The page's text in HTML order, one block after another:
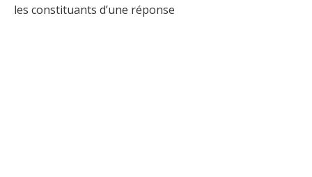
les constituants d’une réponse